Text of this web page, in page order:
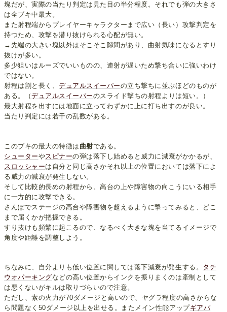
塊だが、実際の当たり判定は見た目の半分程度。それでも弾の大きさ
は全ブキ中最大。
また射程端からプレイヤーキャラクターまで広い（長い）攻撃判定を
持つため、攻撃を潜り抜けられる心配が無い。
→先端の大きい塊以外はそこそこ隙間があり、曲射気味になるとすり
抜けが多い。
多少狙いはルーズでいいものの、連射が遅いため撃ち合いに強いわけ
ではない。
射程は割と長く、デュアルスイーパーの立ち撃ちに並ぶほどのものが
ある。（デュアルスイーパーのスライド撃ちの射程よりは短い。）
最大射程を出すには地面に立ってわずかに上に打ち出すのが良い。
当たり判定には若干の乱数がある。
このブキの最大の特徴は 曲射である。
シューターやスピナーの弾は落下し始めると威力に減衰がかかるが、
スロッシャーは自分と同じ高さかそれ以上の位置においては落下によ
る威力の減衰が発生しない。
そして比較的長めの射程から、高台の上や障害物の向こうにいる相手
に一方的に攻撃できる。
さんぽでステージの高台や障害物を超えるように撃ってみると、どこ
まで届くかが把握できる。
すり抜けも頻繁に起こるので、なるべく大きな塊を当てるイメージで
角度や距離を調整しよう。
ちなみに、自分よりも低い位置に関しては落下減衰が発生する。 タチ
ウオパーキングなどの高い位置からインクを振りまくのは牽制として
は悪くないがキルは取りづらいので注意。
ただし、素の火力が70ダメージと高いので、ヤグラ程度の高さからな
ら問題なく50ダメージ以上を出せる。またメイン性能アップギアパ